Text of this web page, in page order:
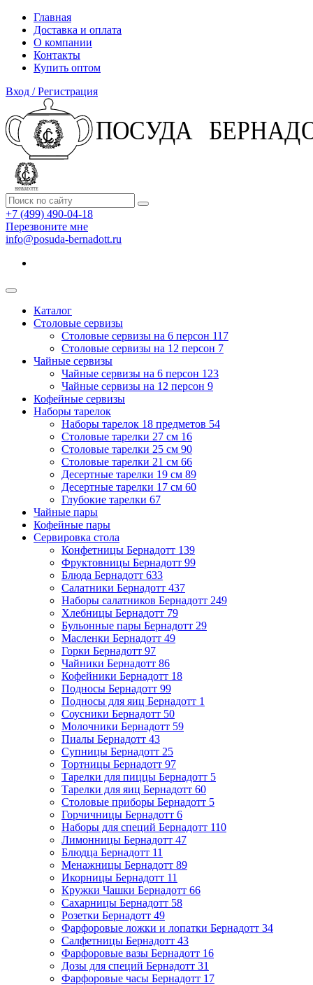
Главная
Доставка и оплата
О компании
Контакты
Купить оптом
Вход / Регистрация
+7 (499) 490-04-18
Перезвоните мне
info@posuda-bernadott.ru
Каталог
Столовые сервизы
Столовые сервизы на 6 персон 117
Столовые сервизы на 12 персон 7
Чайные сервизы
Чайные сервизы на 6 персон 123
Чайные сервизы на 12 персон 9
Кофейные сервизы
Наборы тарелок
Наборы тарелок 18 предметов 54
Столовые тарелки 27 см 16
Столовые тарелки 25 см 90
Столовые тарелки 21 см 66
Десертные тарелки 19 см 89
Десертные тарелки 17 см 60
Глубокие тарелки 67
Чайные пары
Кофейные пары
Сервировка стола
Конфетницы Бернадотт 139
Фруктовницы Бернадотт 99
Блюда Бернадотт 633
Салатники Бернадотт 437
Наборы салатников Бернадотт 249
Хлебницы Бернадотт 79
Бульонные пары Бернадотт 29
Масленки Бернадотт 49
Горки Бернадотт 97
Чайники Бернадотт 86
Кофейники Бернадотт 18
Подносы Бернадотт 99
Подносы для яиц Бернадотт 1
Соусники Бернадотт 50
Молочники Бернадотт 59
Пиалы Бернадотт 43
Супницы Бернадотт 25
Тортницы Бернадотт 97
Тарелки для пиццы Бернадотт 5
Тарелки для яиц Бернадотт 60
Столовые приборы Бернадотт 5
Горчичницы Бернадотт 6
Наборы для специй Бернадотт 110
Лимонницы Бернадотт 47
Блюдца Бернадотт 11
Менажницы Бернадотт 89
Икорницы Бернадотт 11
Кружки Чашки Бернадотт 66
Сахарницы Бернадотт 58
Розетки Бернадотт 49
Фарфоровые ложки и лопатки Бернадотт 34
Салфетницы Бернадотт 43
Фарфоровые вазы Бернадотт 16
Дозы для специй Бернадотт 31
Фарфоровые часы Бернадотт 17